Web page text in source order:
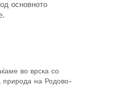
основното
во врска со
природа на Родово-